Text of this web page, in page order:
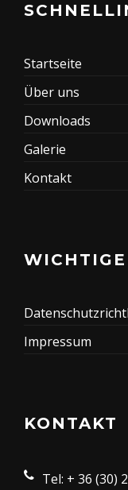
Startseite
Über uns
Downloads
Galerie
Kontakt
Impressum
KONTAKT
Tel: + 36 (30)